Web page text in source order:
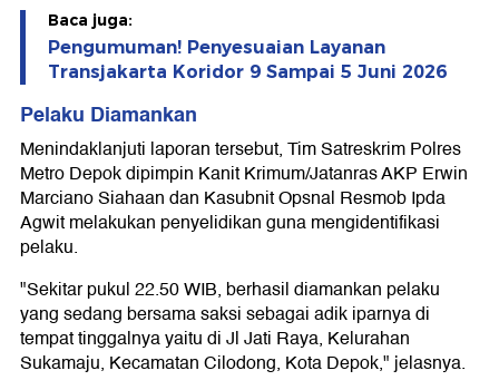
Baca juga:
Pengumuman! Penyesuaian Layanan
Transjakarta Koridor 9 Sampai 5 Juni 2026
Pelaku Diamankan
Menindaklanjuti laporan tersebut, Tim Satreskrim Polres
Metro Depok dipimpin Kanit Krimum/Jatanras AKP Erwin
Marciano Siahaan dan Kasubnit Opsnal Resmob Ipda
Agwit melakukan penyelidikan guna mengidentifikasi
pelaku.
"Sekitar pukul 22.50 WIB, berhasil diamankan pelaku
yang sedang bersama saksi sebagai adik iparnya di
tempat tinggalnya yaitu di Jl Jati Raya, Kelurahan
Sukamaju, Kecamatan Cilodong, Kota Depok," jelasnya.